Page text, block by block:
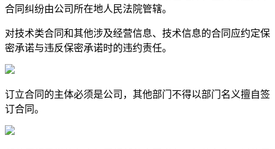
合同纠纷由公司所在地人民法院管辖。
对技术类合同和其他涉及经营信息、技术信息的合同应约定保
密承诺与违反保密承诺时的违约责任。
订立合同的主体必须是公司，其他部门不得以部门名义擅自签
订合同。